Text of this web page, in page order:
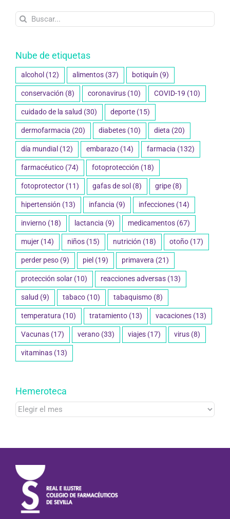
Buscar:
Nube de etiquetas
alcohol (12) alimentos (37) botiquín (9)
conservación (8) coronavirus (10) COVID-19 (10)
cuidado de la salud (30) deporte (15)
dermofarmacia (20) diabetes (10) dieta (20)
día mundial (12) embarazo (14) farmacia (132)
farmacéutico (74) fotoprotección (18)
fotoprotector (11) gafas de sol (8) gripe (8)
hipertensión (13) infancia (9) infecciones (14)
invierno (18) lactancia (9) medicamentos (67)
mujer (14) niños (15) nutrición (18) otoño (17)
perder peso (9) piel (19) primavera (21)
protección solar (10) reacciones adversas (13)
salud (9) tabaco (10) tabaquismo (8)
temperatura (10) tratamiento (13) vacaciones (13)
Vacunas (17) verano (33) viajes (17) virus (8)
vitaminas (13)
Hemeroteca
Hemeroteca